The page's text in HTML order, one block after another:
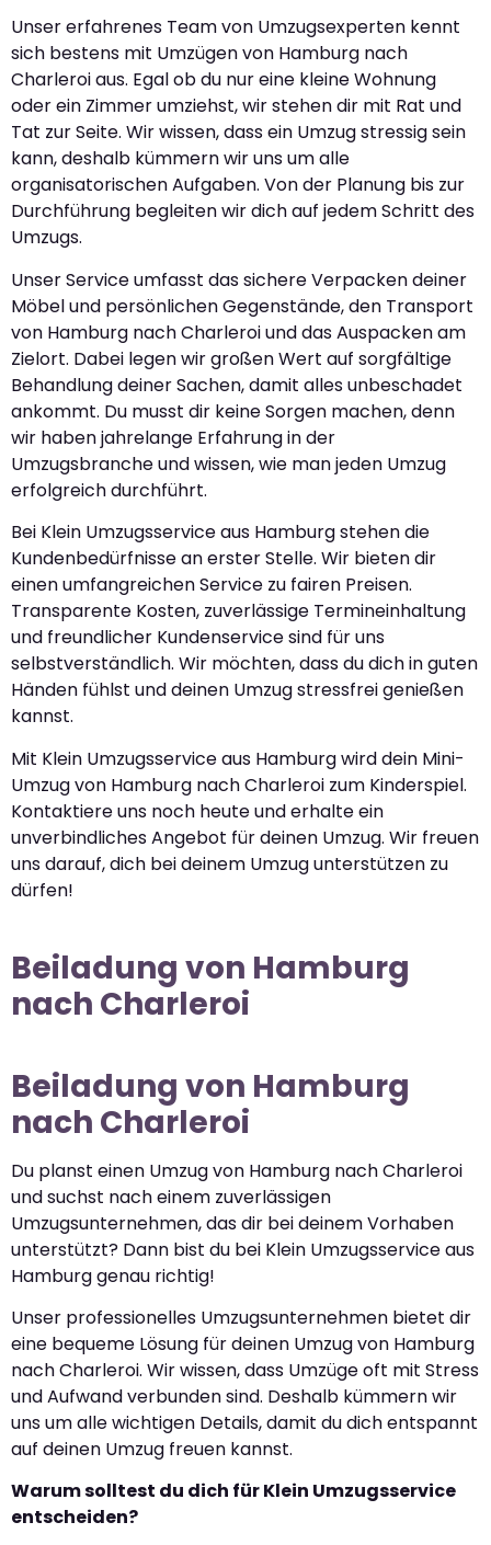
Unser erfahrenes Team von Umzugsexperten kennt
sich bestens mit Umzügen von Hamburg nach
Charleroi aus. Egal ob du nur eine kleine Wohnung
oder ein Zimmer umziehst, wir stehen dir mit Rat und
Tat zur Seite. Wir wissen, dass ein Umzug stressig sein
kann, deshalb kümmern wir uns um alle
organisatorischen Aufgaben. Von der Planung bis zur
Durchführung begleiten wir dich auf jedem Schritt des
Umzugs.
Unser Service umfasst das sichere Verpacken deiner
Möbel und persönlichen Gegenstände, den Transport
von Hamburg nach Charleroi und das Auspacken am
Zielort. Dabei legen wir großen Wert auf sorgfältige
Behandlung deiner Sachen, damit alles unbeschadet
ankommt. Du musst dir keine Sorgen machen, denn
wir haben jahrelange Erfahrung in der
Umzugsbranche und wissen, wie man jeden Umzug
erfolgreich durchführt.
Bei Klein Umzugsservice aus Hamburg stehen die
Kundenbedürfnisse an erster Stelle. Wir bieten dir
einen umfangreichen Service zu fairen Preisen.
Transparente Kosten, zuverlässige Termineinhaltung
und freundlicher Kundenservice sind für uns
selbstverständlich. Wir möchten, dass du dich in guten
Händen fühlst und deinen Umzug stressfrei genießen
kannst.
Mit Klein Umzugsservice aus Hamburg wird dein Mini-
Umzug von Hamburg nach Charleroi zum Kinderspiel.
Kontaktiere uns noch heute und erhalte ein
unverbindliches Angebot für deinen Umzug. Wir freuen
uns darauf, dich bei deinem Umzug unterstützen zu
dürfen!
Beiladung von Hamburg
nach Charleroi
Beiladung von Hamburg
nach Charleroi
Du planst einen Umzug von Hamburg nach Charleroi
und suchst nach einem zuverlässigen
Umzugsunternehmen, das dir bei deinem Vorhaben
unterstützt? Dann bist du bei Klein Umzugsservice aus
Hamburg genau richtig!
Unser professionelles Umzugsunternehmen bietet dir
eine bequeme Lösung für deinen Umzug von Hamburg
nach Charleroi. Wir wissen, dass Umzüge oft mit Stress
und Aufwand verbunden sind. Deshalb kümmern wir
uns um alle wichtigen Details, damit du dich entspannt
auf deinen Umzug freuen kannst.
Warum solltest du dich für Klein Umzugsservice
entscheiden?